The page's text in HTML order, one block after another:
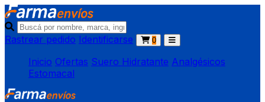
Rastrear pedido Identificarse 0
Inicio Ofertas Suero Hidratante Analgésicos
Estomacal